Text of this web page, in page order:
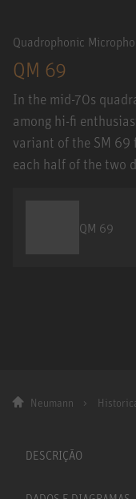
Quadrophonic
QM 69
In the mid-70s
among hi-fi
variant of the SM
each half of the two
QM 69
Neumann
DESCRIÇÃO